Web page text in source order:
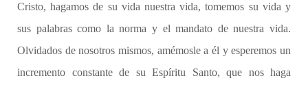
Cristo, hagamos de su vida nuestra vida, tomemos su vida y
sus palabras como la norma y el mandato de nuestra vida.
Olvidados de nosotros mismos, amémosle a él y esperemos un
incremento constante de su Espíritu Santo, que nos haga